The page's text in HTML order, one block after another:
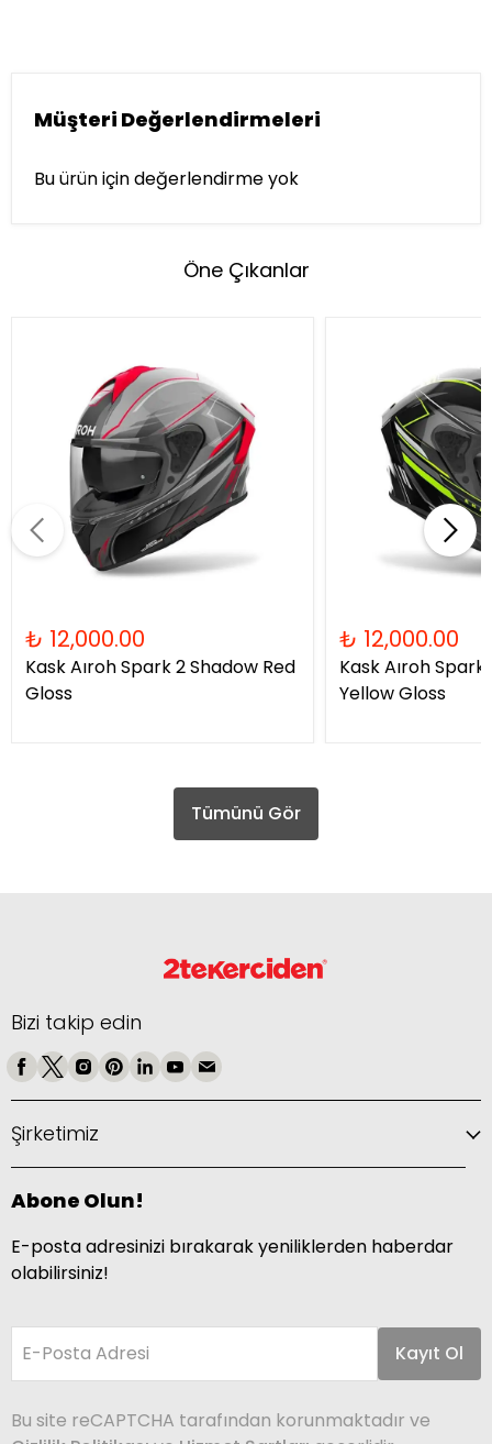
Müşteri Değerlendirmeleri
Bu ürün için değerlendirme yok
Öne Çıkanlar
₺ 12,000.00
Kask Aıroh Spark 2 Shadow Red
Gloss
₺ 12,000.00
Kask Aıroh
Yellow Gloss
Tümünü Gör
Bizi takip edin
Şirketimiz
Abone Olun!
E-posta adresinizi bırakarak yeniliklerden haberdar
olabilirsiniz!
E-Posta Adresi Kayıt Ol
Bu site reCAPTCHA tarafından korunmaktadır ve